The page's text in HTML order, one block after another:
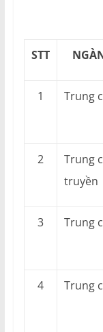
STT
1 Trung
2
Trung
truyền
3 Trung
4 Trung